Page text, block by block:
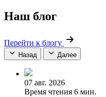
Наш блог
Перейти к блогу
Назад Далее
07 авг. 2026
Время чтения 6 мин.